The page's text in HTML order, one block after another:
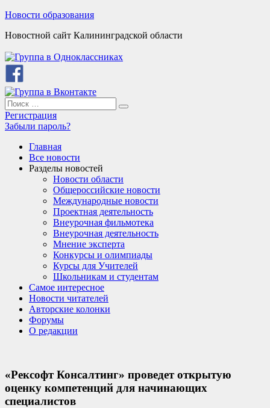
Skip
content
Новости образования
Новостной сайт Калининградской области
Search
for:
Search
Регистрация
Забыли пароль?
Главная
Все новости
Разделы новостей
Новости области
Общероссийские новости
Международные новости
Проектная деятельность
Внеурочная фильмотека
Внеурочная деятельность
Мнение эксперта
Конкурсы и олимпиады
Курсы для Учителей
Школьникам и студентам
Самое интересное
Новости читателей
Авторские колонки
Форумы
О редакции
«Рексофт Консалтинг» проведет открытую
оценку компетенций для начинающих
специалистов